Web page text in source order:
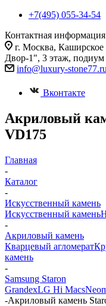
+7(495) 055-34-54
Контактная информация
г. Москва,
Двор-1", 3 этаж,
info@luxury-stone77.ru
Вконтакте
Акриловый
VD175
Главная
-
Каталог
-
Искусственный камень
Искусственный камень
-
Акриловый камень
Кварцевый агломерат
камень
-
Samsung Staron
GrandexLG Hi Macs
-Акриловый камень